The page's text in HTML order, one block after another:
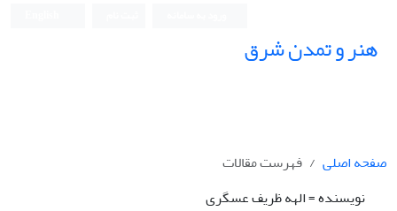
هنر و تمدن شرق
صفحه اصلی
فهرست مقالات
نویسنده =الهه ظریف عسگری